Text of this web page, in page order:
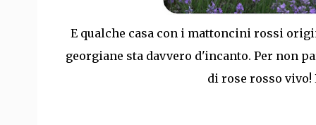
E qualche casa con i mattoncini rossi
georgiane sta davvero d'incanto. Per non
di rose rosso